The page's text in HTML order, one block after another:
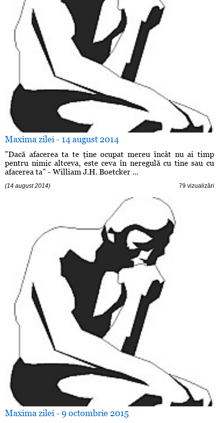
Maxima zilei - 14 august 2014
"Dacă afacerea ta te ţine ocupat mereu încât nu ai timp
pentru nimic altceva, este ceva în neregulă cu tine sau cu
afacerea ta" - William J.H. Boetcker ...
(14 august 2014) 79 vizualizări
Maxima zilei - 9 octombrie 2015